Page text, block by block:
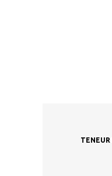
TENEUR